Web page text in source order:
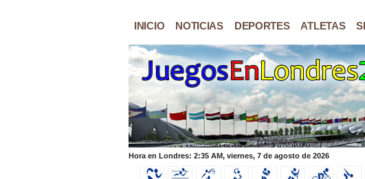
INICIO NOTICIAS DEPORTES ATLETAS
Hora en Londres: 2:35 AM, viernes, 7 de agosto de 2026